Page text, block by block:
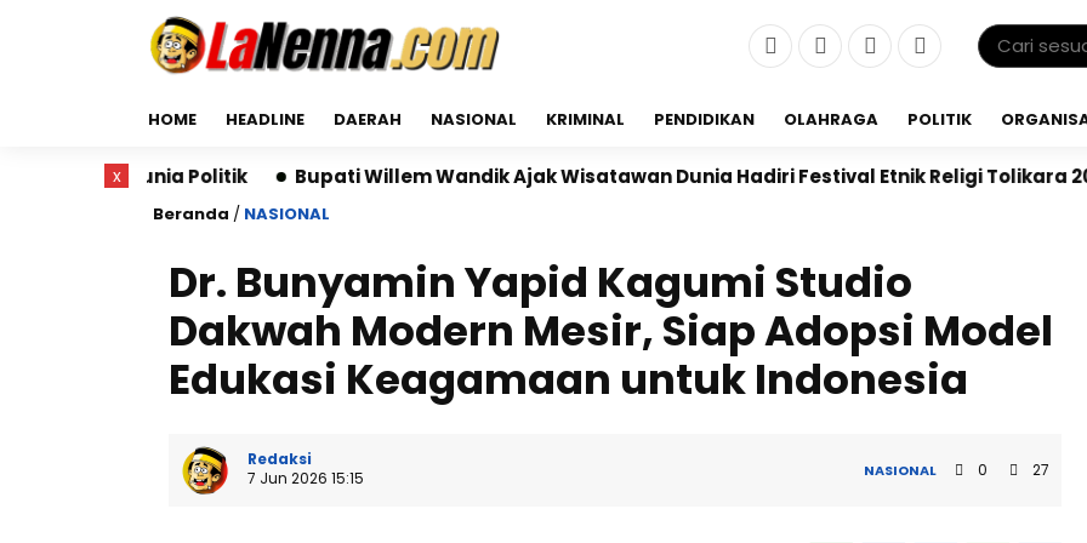
HOME HEADLINE DAERAH NASIONAL KRIMINAL PENDIDIKAN OLAHRAGA POLITIK
Bupati Willem Wandik Ajak Wisatawan Dunia Hadiri Festival Etnik Religi Tolikara 2026 Bupati
Beranda / NASIONAL
Dr. Bunyamin Yapid Kagumi Studio
Dakwah Modern Mesir, Siap Adopsi Model
Edukasi Keagamaan untuk Indonesia
Redaksi
7 Jun 2026 15:15
NASIONAL 0 27
x